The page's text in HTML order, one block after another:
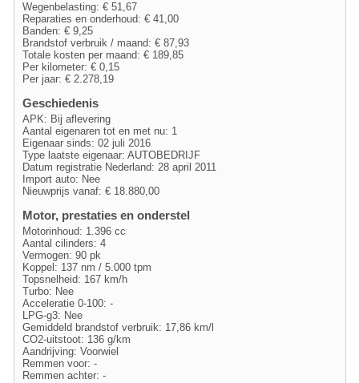
Wegenbelasting: € 51,67
Reparaties en onderhoud: € 41,00
Banden: € 9,25
Brandstof verbruik / maand: € 87,93
Totale kosten per maand: € 189,85
Per kilometer: € 0,15
Per jaar: € 2.278,19
Geschiedenis
APK: Bij aflevering
Aantal eigenaren tot en met nu: 1
Eigenaar sinds: 02 juli 2016
Type laatste eigenaar: AUTOBEDRIJF
Datum registratie Nederland: 28 april 2011
Import auto: Nee
Nieuwprijs vanaf: € 18.880,00
Motor, prestaties en onderstel
Motorinhoud: 1.396 cc
Aantal cilinders: 4
Vermogen: 90 pk
Koppel: 137 nm / 5.000 tpm
Topsnelheid: 167 km/h
Turbo: Nee
Acceleratie 0-100: -
LPG-g3: Nee
Gemiddeld brandstof verbruik: 17,86 km/l
CO2-uitstoot: 136 g/km
Aandrijving: Voorwiel
Remmen voor: -
Remmen achter: -